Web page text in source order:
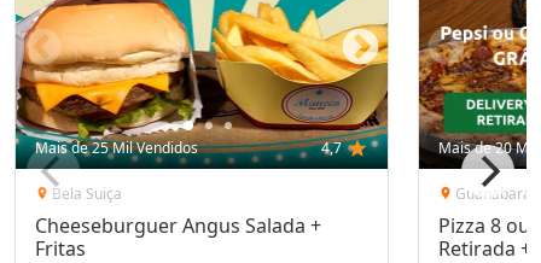
Mais de 25 Mil Vendidos 4,7 star
location_on Bela Suiça
Cheeseburguer Angus Salada +
Fritas
Mais de 20 Mil
location_on Guanabara
Pizza 8 ou
Retirada +